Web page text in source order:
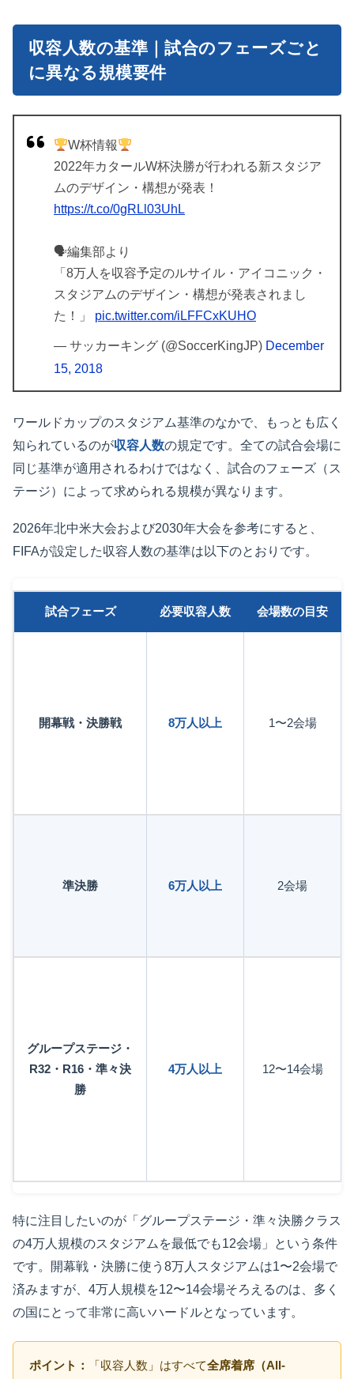
収容人数の基準｜試合のフェーズごと
に異なる規模要件
W杯情報
2022年カタールW杯決勝が行われる新スタジア
ムのデザイン・構想が発表！
https://t.co/0gRLl03UhL
🗣編集部より
「8万人を収容予定のルサイル・アイコニック・
スタジアムのデザイン・構想が発表されまし
た！」 pic.twitter.com/iLFFCxKUHO
— サッカーキング (@SoccerKingJP) December
15, 2018
ワールドカップのスタジアム基準のなかで、もっとも広く
知られているのが収容人数の規定です。全ての試合会場に
同じ基準が適用されるわけではなく、試合のフェーズ（ス
テージ）によって求められる規模が異なります。
2026年北中米大会および2030年大会を参考にすると、
FIFAが設定した収容人数の基準は以下のとおりです。
試合フェーズ 必要収容人数 会場数の目安
開幕戦・決勝戦 8万人以上 1〜2会場
準決勝 6万人以上 2会場
グループステージ・
R32・R16・準々決
勝
4万人以上 12〜14会場
特に注目したいのが「グループステージ・準々決勝クラス
の4万人規模のスタジアムを最低でも12会場」という条件
です。開幕戦・決勝に使う8万人スタジアムは1〜2会場で
済みますが、4万人規模を12〜14会場そろえるのは、多く
の国にとって非常に高いハードルとなっています。
ポイント： 「収容人数」はすべて全席着席（All-